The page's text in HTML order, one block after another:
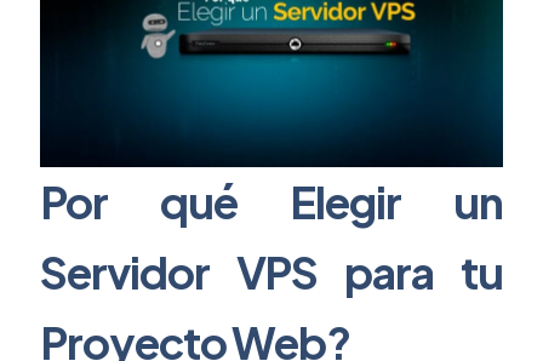
Por qué Elegir un
Servidor VPS para tu
Proyecto Web?